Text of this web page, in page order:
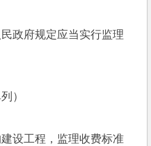
府规定应当实行监理
）
工程，监理收费标准